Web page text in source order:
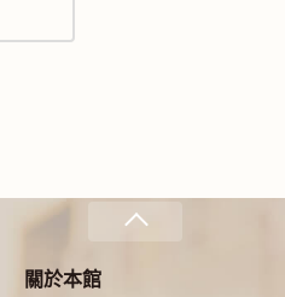
關於本館